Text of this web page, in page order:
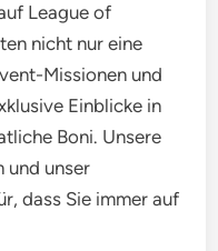
League of
nicht nur eine
Missionen und
Einblicke in
Boni. Unsere
und unser
dass Sie immer auf